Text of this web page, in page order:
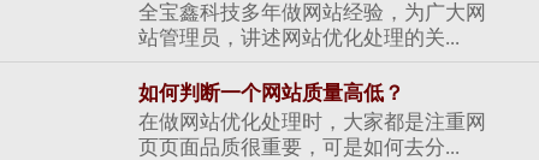
全宝鑫科技多年做网站经验，为广大网
站管理员，讲述网站优化处理的关...
如何判断一个网站质量高低？
在做网站优化处理时，大家都是注重网
页页面品质很重要，可是如何去分...